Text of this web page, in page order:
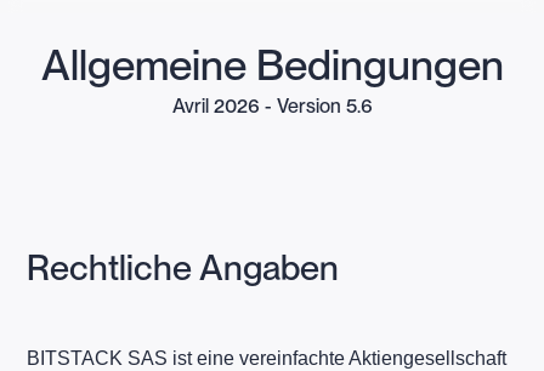
Allgemeine Bedingungen
Avril 2026 - Version 5.6
Rechtliche Angaben
BITSTACK SAS ist eine vereinfachte Aktiengesellschaft